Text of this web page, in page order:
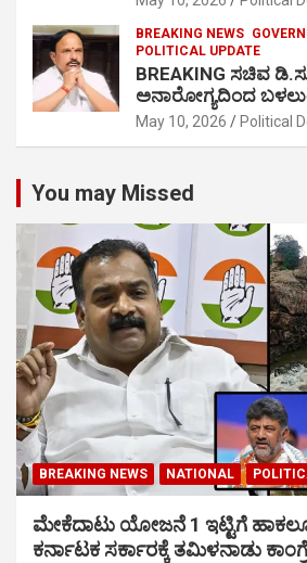
BREAKING NEWS
POLITICAL UPDATE
BREAKING ಸಚಿವ
ಅನಾರೋಗ್ಯದಿಂದ
May 10, 2026 Political
You may Missed
BREAKING NEWS NATIONAL
ಮೇಕೆದಾಟು ಯೋಜನೆ 1 ಇಟ್ಟಿಗೆ
ಕರ್ನಾಟಕ ಸರ್ಕಾರಕ್ಕೆ ತಮಿಳನಾಡು